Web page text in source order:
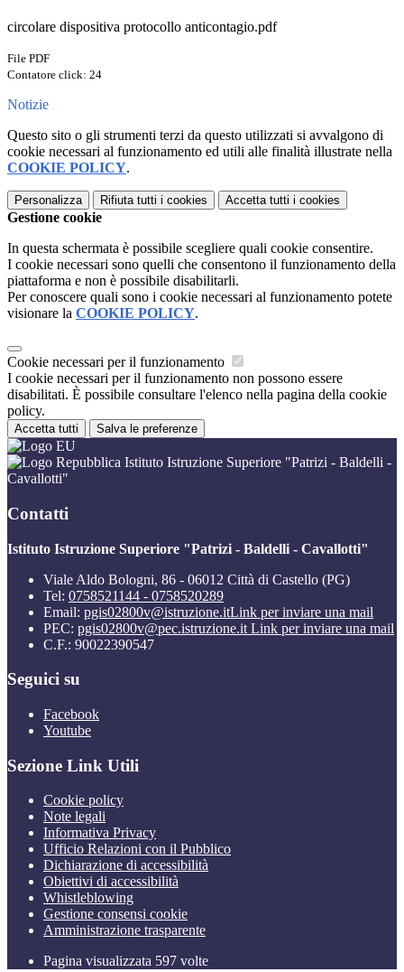
circolare dispositiva protocollo anticontagio.pdf
File PDF
Contatore click: 24
Notizie
Questo sito o gli strumenti terzi da questo utilizzati si avvalgono di
cookie necessari al funzionamento ed utili alle finalità illustrate nella
COOKIE POLICY.
Personalizza Rifiuta tutti i cookies Accetta tutti i cookies
Gestione cookie
In questa schermata è possibile scegliere quali cookie consentire.
I cookie necessari sono quelli che consentono il funzionamento della
piattaforma e non è possibile disabilitarli.
Per conoscere quali sono i cookie necessari al funzionamento potete
visionare la COOKIE POLICY.
Cookie necessari per il funzionamento
I cookie necessari per il funzionamento non possono essere
disabilitati. È possibile consultare l'elenco nella pagina della cookie
policy.
Accetta tutti Salva le preferenze
Istituto Istruzione Superiore "Patrizi - Baldelli -
Cavallotti"
Contatti
Istituto Istruzione Superiore "Patrizi - Baldelli - Cavallotti"
Viale Aldo Bologni, 86 - 06012 Città di Castello (PG)
Tel: 0758521144 - 0758520289
Email: pgis02800v@istruzione.itLink per inviare una mail
PEC: pgis02800v@pec.istruzione.it Link per inviare una mail
C.F.: 90022390547
Seguici su
Facebook
Youtube
Sezione Link Utili
Cookie policy
Note legali
Informativa Privacy
Ufficio Relazioni con il Pubblico
Dichiarazione di accessibilità
Obiettivi di accessibilità
Whistleblowing
Gestione consensi cookie
Amministrazione trasparente
Pagina visualizzata 597 volte